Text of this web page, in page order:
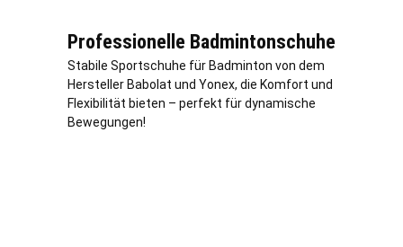
Professionelle Badmintonschuhe
Stabile Sportschuhe für Badminton von dem
Hersteller Babolat und Yonex, die Komfort und
Flexibilität bieten – perfekt für dynamische
Bewegungen!